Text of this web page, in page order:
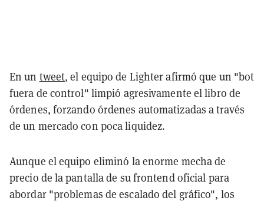
En un tweet, el equipo de Lighter afirmó que un "bot
fuera de control" limpió agresivamente el libro de
órdenes, forzando órdenes automatizadas a través
de un mercado con poca liquidez.
Aunque el equipo eliminó la enorme mecha de
precio de la pantalla de su frontend oficial para
abordar "problemas de escalado del gráfico", los